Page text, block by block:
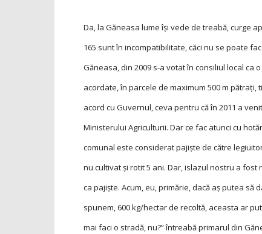
Da, la Găneasa lume își vede de treabă, curge
165 sunt în incompatibilitate, căci nu se poate
Găneasa, din 2009 s-a votat în consiliul local ca
acordate, în parcele de maximum 500 m
acord cu Guvernul, ceva pentru că în 2011 a
Ministerului Agriculturii. Dar ce fac atunci cu
comunal este considerat pajiște de către
nu cultivat și rotit 5 ani. Dar, islazul nostru a
ca pajiște. Acum, eu, primărie, dacă aș putea
spunem, 600 kg/hectar de recoltă, aceasta ar
mai faci o stradă, nu?” întreabă primarul din